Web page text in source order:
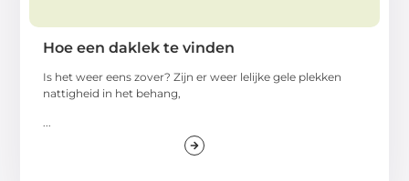
Hoe een daklek te vinden
Is het weer eens zover? Zijn er weer lelijke gele plekken
nattigheid in het behang,
...